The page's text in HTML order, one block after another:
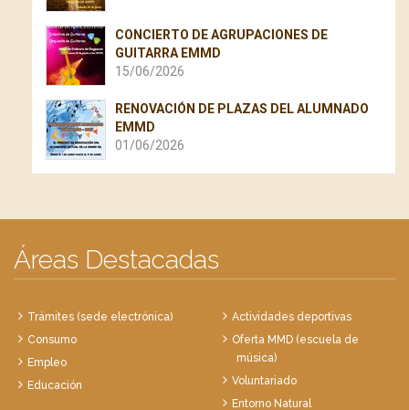
CONCIERTO DE AGRUPACIONES DE
GUITARRA EMMD
15/06/2026
RENOVACIÓN DE PLAZAS DEL ALUMNADO
EMMD
01/06/2026
Áreas Destacadas
Trámites (sede electrónica)
Consumo
Empleo
Educación
Actividades deportivas
Oferta MMD (escuela de
música)
Voluntariado
Entorno Natural